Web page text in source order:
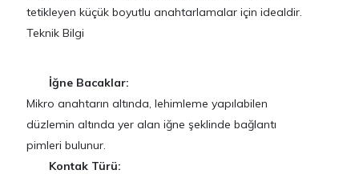
tetikleyen küçük boyutlu anahtarlamalar için idealdir.
Teknik Bilgi
İğne Bacaklar:
Mikro anahtarın altında, lehimleme yapılabilen
düzlemin altında yer alan iğne şeklinde bağlantı
pimleri bulunur.
Kontak Türü: